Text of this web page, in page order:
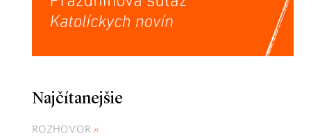
Najčítanejšie
ROZHOVOR